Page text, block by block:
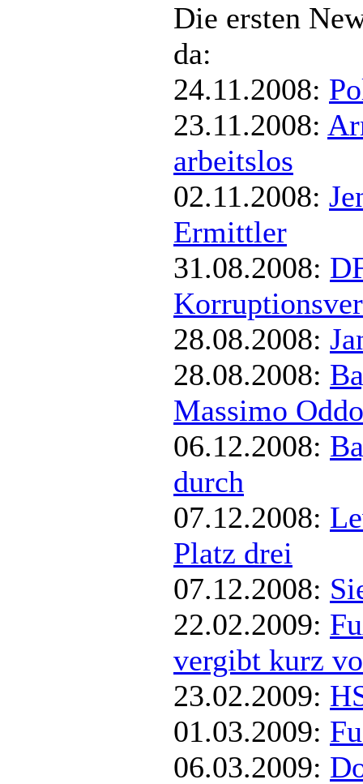
Die ersten
da:
24.11.2008:
23.11.2008:
arbeitslos
02.11.2008:
Ermittler
31.08.2008:
28.08.2008:
28.08.2008:
Massimo Oddo
06.12.2008:
durch
07.12.2008:
Platz drei
07.12.2008:
22.02.2009:
vergibt kurz
23.02.2009:
01.03.2009:
06.03.2009: